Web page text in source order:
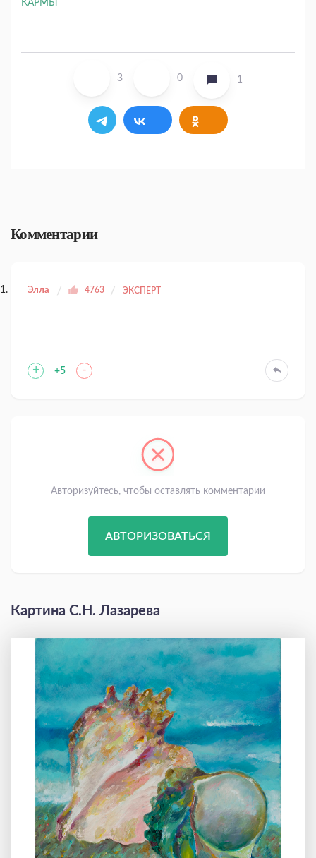
3 0 1
Комментарии
Элла 4763 ЭКСПЕРТ
+ +5 -
Авторизуйтесь, чтобы оставлять комментарии
АВТОРИЗОВАТЬСЯ
Картина С.Н. Лазарева